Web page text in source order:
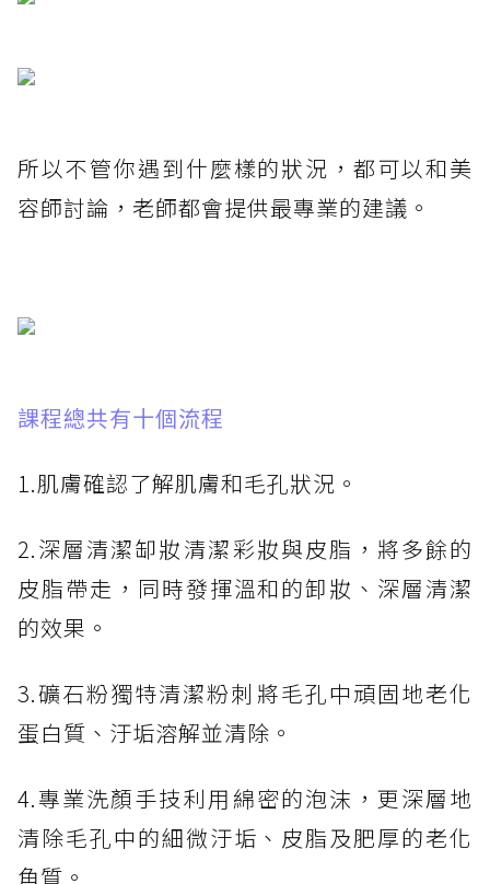
所以不管你遇到什麼樣的狀況，都可以和美
容師討論，老師都會提供最專業的建議。
課程總共有十個流程
1.肌膚確認​了解肌膚和毛孔狀況。
2.深層清潔缷妝​清潔彩妝與皮脂，將多餘的
皮脂帶走，同時發揮溫和的卸妝、深層清潔
的效果。
3.礦石粉獨特清潔粉刺​將毛孔中頑固地老化
蛋白質、汙垢溶解並清除。
4.專業洗顏手技​利用綿密的泡沫，更深層地
清除毛孔中的細微汙垢、皮脂及肥厚的老化
角質。